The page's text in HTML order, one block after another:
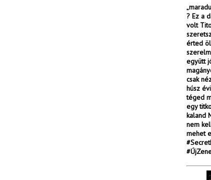
? Ez a
volt
érted
együtt
csak
húsz
téged
egy
kaland
nem
mehet